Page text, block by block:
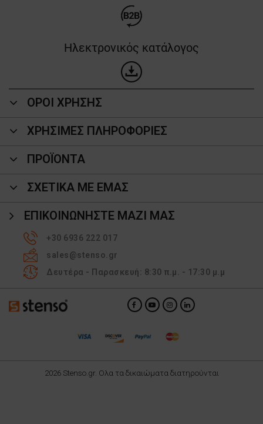
Ηλεκτρονικός κατάλογος
ΟΡΟΙ ΧΡΗΣΗΣ
ΧΡΗΣΙΜΕΣ ΠΛΗΡΟΦΟΡΙΕΣ
ΠΡΟΪΌΝΤΑ
ΣΧΕΤΙΚΑ ΜΕ ΕΜΑΣ
ΕΠΙΚΟΙΝΩΝΉΣΤΕ ΜΑΖΊ ΜΑΣ
+30 6936 222 017
sales@stenso.gr
Δευτέρα - Παρασκευή: 8:30 π.μ. - 17:30 μ.μ
2026 Stenso.gr. Ολα τα δικαιώματα διατηρούνται